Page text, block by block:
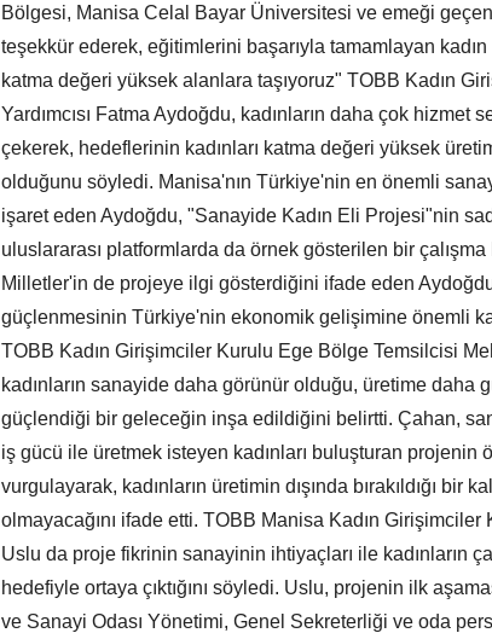
Bölgesi, Manisa Celal Bayar Üniversitesi ve emeği
teşekkür ederek, eğitimlerini başarıyla tamamlayan
katma değeri yüksek alanlara taşıyoruz" TOBB Kadın
Yardımcısı Fatma Aydoğdu, kadınların daha çok hizmet
çekerek, hedeflerinin kadınları katma değeri yüksek
olduğunu söyledi. Manisa'nın Türkiye'nin en önemli
işaret eden Aydoğdu, "Sanayide Kadın Eli Projesi"nin
uluslararası platformlarda da örnek gösterilen bir
Milletler'in de projeye ilgi gösterdiğini ifade eden
güçlenmesinin Türkiye'nin ekonomik gelişimine önemli
TOBB Kadın Girişimciler Kurulu Ege Bölge Temsilcisi
kadınların sanayide daha görünür olduğu, üretime daha
güçlendiği bir geleceğin inşa edildiğini belirtti. Çahan,
iş gücü ile üretmek isteyen kadınları buluşturan projenin
vurgulayarak, kadınların üretimin dışında bırakıldığı bir
olmayacağını ifade etti. TOBB Manisa Kadın Girişimciler
Uslu da proje fikrinin sanayinin ihtiyaçları ile kadınların
hedefiyle ortaya çıktığını söyledi. Uslu, projenin ilk
ve Sanayi Odası Yönetimi, Genel Sekreterliği ve oda